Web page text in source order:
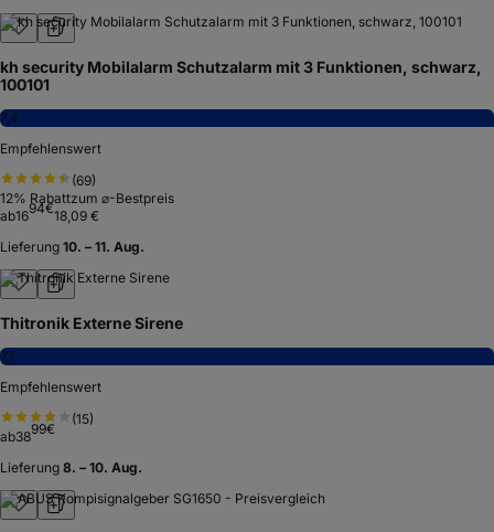
kh security Mobilalarm Schutzalarm mit 3 Funktionen, schwarz,
100101
7,4
Empfehlenswert
(69)
12% Rabattzum ⌀-Bestpreis
ab1694€18,09 €
Lieferung 10. – 11. Aug.
Thitronik Externe Sirene
7,1
Empfehlenswert
(15)
ab3899€
Lieferung 8. – 10. Aug.